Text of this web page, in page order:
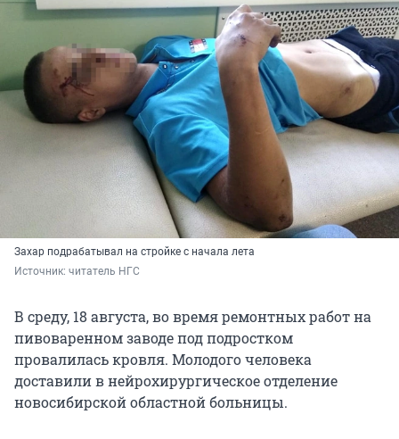
Захар подрабатывал на стройке с начала лета
Источник: читатель НГС
В среду, 18 августа, во время ремонтных работ на
пивоваренном заводе под подростком
провалилась кровля. Молодого человека
доставили в нейрохирургическое отделение
новосибирской областной больницы.